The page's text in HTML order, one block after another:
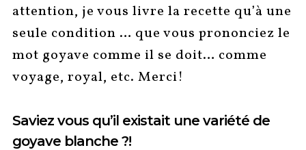
attention, je vous livre la recette qu’à une
seule condition … que vous prononciez le
mot goyave comme il se doit… comme
voyage, royal, etc. Merci!
Saviez vous qu’il existait une variété de
goyave blanche ?!